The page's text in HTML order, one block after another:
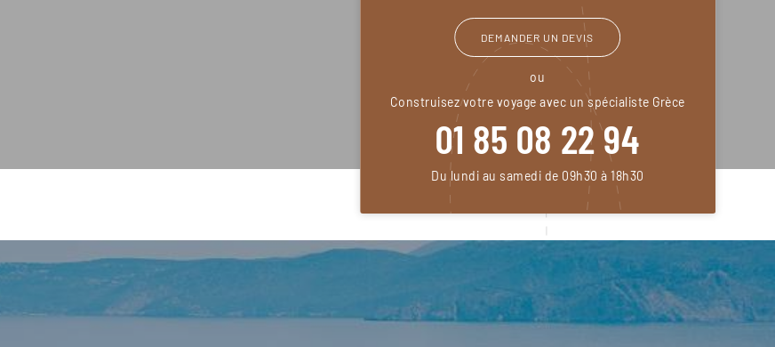
DEMANDER UN DEVIS
ou
Construisez votre voyage avec un spécialiste Grèce
01 85 08 22 94
Du lundi au samedi de 09h30 à 18h30